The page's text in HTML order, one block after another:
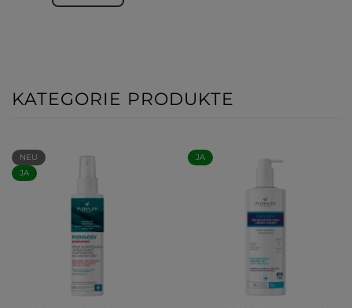
KATEGORIE PRODUKTE
NEU
JA
JA